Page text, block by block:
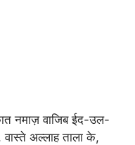
नमाज़ वाजिब ईद-उल-
अल्लाह ताला के,